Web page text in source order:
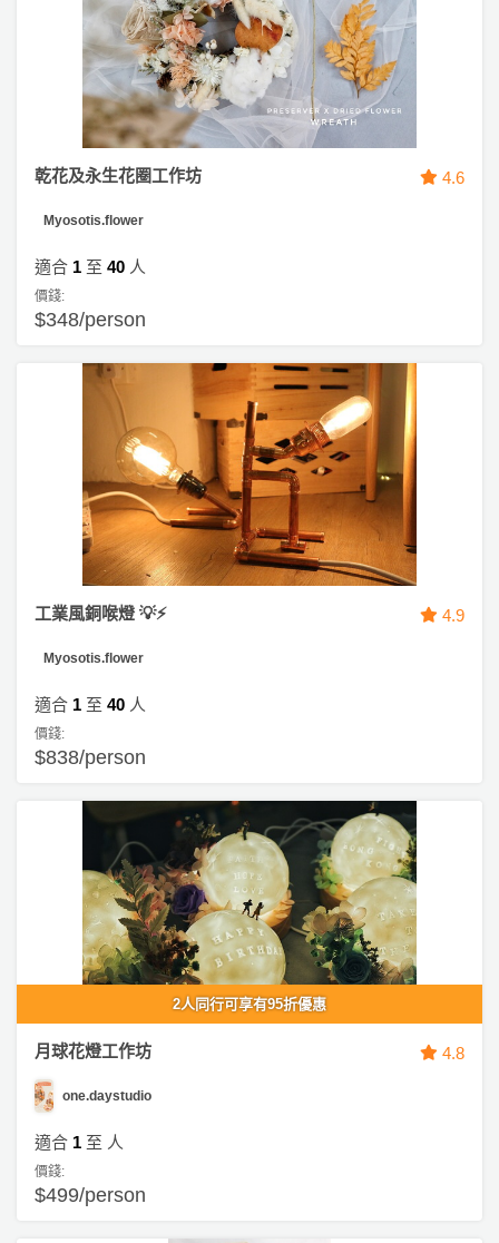
乾花及永生花圈工作坊 4.6
Myosotis.flower
適合 1 至 40 人
價錢:
$348/person
工業風銅喉燈 💡⚡ 4.9
Myosotis.flower
適合 1 至 40 人
價錢:
$838/person
2人同行可享有95折優惠
月球花燈工作坊 4.8
one.daystudio
適合 1 至 人
價錢:
$499/person